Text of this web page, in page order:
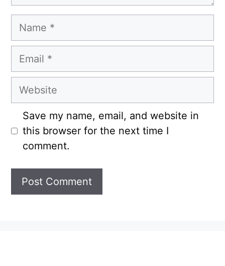
Name
Email
Website
Save my name, email, and website in
this browser for the next time I
comment.